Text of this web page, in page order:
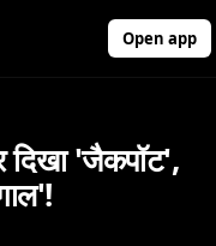
Open app
'जैकपॉट',